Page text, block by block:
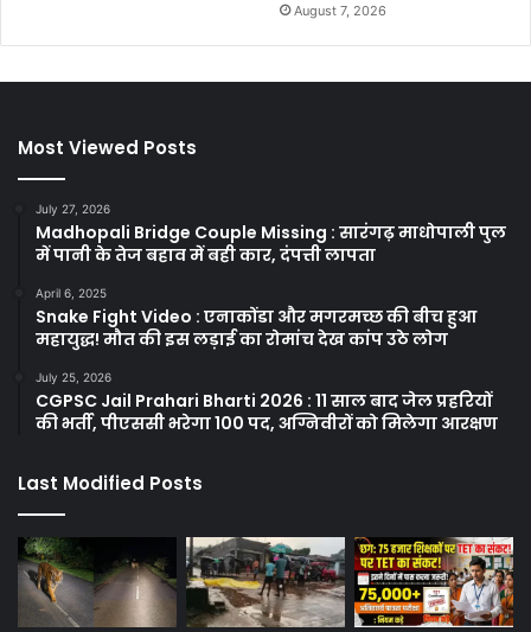
August 7, 2026
Most Viewed Posts
July 27, 2026
Madhopali Bridge Couple Missing : सारंगढ़ माधोपाली पुल
में पानी के तेज बहाव में बही कार, दंपत्ती लापता
April 6, 2025
Snake Fight Video : एनाकोंडा और मगरमच्छ की बीच हुआ
महायुद्ध! मौत की इस लड़ाई का रोमांच देख कांप उठे लोग
July 25, 2026
CGPSC Jail Prahari Bharti 2026 : 11 साल बाद जेल प्रहरियों
की भर्ती, पीएससी भरेगा 100 पद, अग्निवीरों को मिलेगा आरक्षण
Last Modified Posts